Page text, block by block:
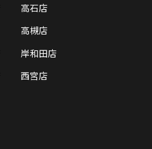
高石店
高槻店
岸和田店
西宮店